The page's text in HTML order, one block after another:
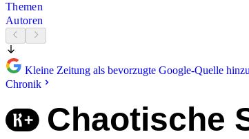
Themen
Autoren
Kleine Zeitung als bevorzugte Google-Quelle
Chronik
Chaotische